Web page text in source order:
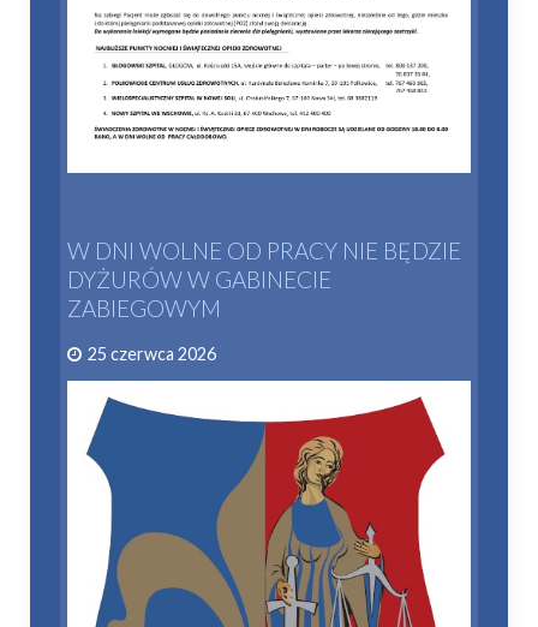
W DNI WOLNE OD PRACY NIE BĘDZIE
DYŻURÓW W GABINECIE
ZABIEGOWYM
25 czerwca 2026